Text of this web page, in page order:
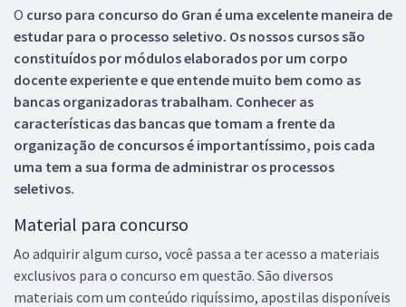
O curso para concurso do Gran é uma excelente maneira de
estudar para o processo seletivo. Os nossos cursos são
constituídos por módulos elaborados por um corpo
docente experiente e que entende muito bem como as
bancas organizadoras trabalham. Conhecer as
características das bancas que tomam a frente da
organização de concursos é importantíssimo, pois cada
uma tem a sua forma de administrar os processos
seletivos.
Material para concurso
Ao adquirir algum curso, você passa a ter acesso a materiais
exclusivos para o concurso em questão. São diversos
materiais com um conteúdo riquíssimo, apostilas disponíveis